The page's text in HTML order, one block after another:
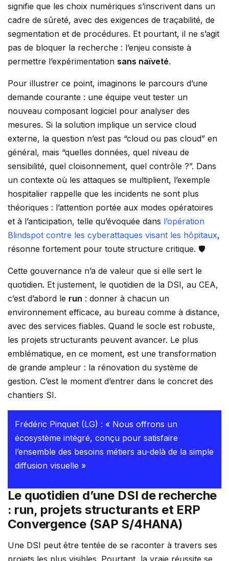
signifie que les choix numériques s’inscrivent dans un
cadre de sûreté, avec des exigences de traçabilité, de
segmentation et de procédures. Et pourtant, il ne s’agit
pas de bloquer la recherche : l’enjeu consiste à
permettre l’expérimentation sans naïveté.
Pour illustrer ce point, imaginons le parcours d’une
demande courante : une équipe veut tester un
nouveau composant logiciel pour analyser des
mesures. Si la solution implique un service cloud
externe, la question n’est pas “cloud ou pas cloud” en
général, mais “quelles données, quel niveau de
sensibilité, quel cloisonnement, quel contrôle ?”. Dans
un contexte où les attaques se multiplient, l’exemple
hospitalier rappelle que les incidents ne sont plus
théoriques : l’attention portée aux modes opératoires
et à l’anticipation, telle qu’évoquée dans l’opération
Blindspot contre les cyberattaques visant les hôpitaux,
résonne fortement pour toute structure critique. 🛡️
Cette gouvernance n’a de valeur que si elle sert le
quotidien. Et justement, le quotidien de la DSI, au CEA,
c’est d’abord le run : donner à chacun un
environnement efficace, au bureau comme à distance,
avec des services fiables. Quand le socle est robuste,
les projets structurants peuvent avancer. Le plus
emblématique, en ce moment, est une transformation
de grande ampleur : la rénovation du système de
gestion. C’est le moment d’entrer dans le concret des
chantiers SI.
Frédéric Pinquet (LG) : « Nous offrons un
écosystème intégré, conçu pour satisfaire
l’ensemble des besoins métiers au-delà de la simple
diffusion visuelle »
Le quotidien d’une DSI de recherche
: run, projets structurants et ERP
Convergence (SAP S/4HANA)
Une DSI peut être tentée de se raconter à travers ses